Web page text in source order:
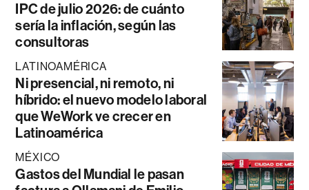
IPC de julio 2026: de cuánto
sería la inflación, según las
consultoras
LATINOAMÉRICA
Ni presencial, ni remoto, ni
híbrido: el nuevo modelo laboral
que WeWork ve crecer en
Latinoamérica
MÉXICO
Gastos del Mundial le pasan